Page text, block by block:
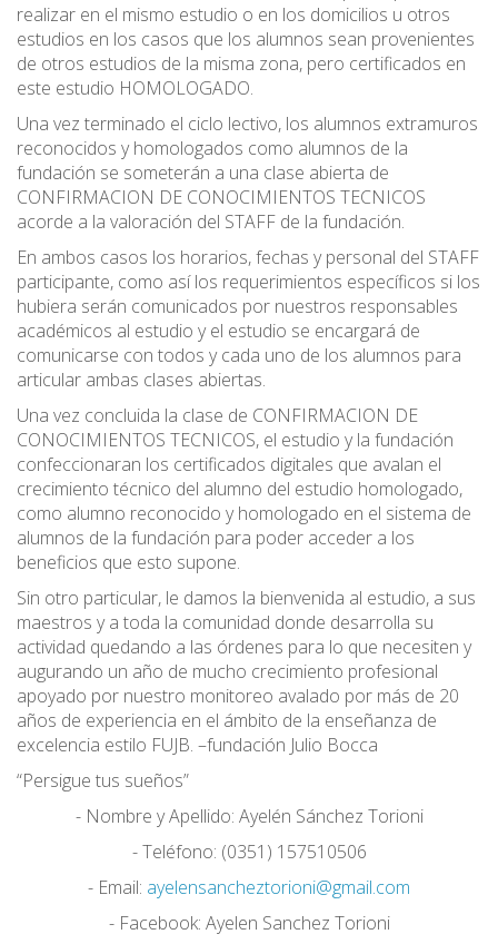
realizar en el mismo estudio o en los domicilios u otros
estudios en los casos que los alumnos sean provenientes
de otros estudios de la misma zona, pero certificados en
este estudio HOMOLOGADO.
Una vez terminado el ciclo lectivo, los alumnos extramuros
reconocidos y homologados como alumnos de la
fundación se someterán a una clase abierta de
CONFIRMACION DE CONOCIMIENTOS TECNICOS
acorde a la valoración del STAFF de la fundación.
En ambos casos los horarios, fechas y personal del STAFF
participante, como así los requerimientos específicos si los
hubiera serán comunicados por nuestros responsables
académicos al estudio y el estudio se encargará de
comunicarse con todos y cada uno de los alumnos para
articular ambas clases abiertas.
Una vez concluida la clase de CONFIRMACION DE
CONOCIMIENTOS TECNICOS, el estudio y la fundación
confeccionaran los certificados digitales que avalan el
crecimiento técnico del alumno del estudio homologado,
como alumno reconocido y homologado en el sistema de
alumnos de la fundación para poder acceder a los
beneficios que esto supone.
Sin otro particular, le damos la bienvenida al estudio, a sus
maestros y a toda la comunidad donde desarrolla su
actividad quedando a las órdenes para lo que necesiten y
augurando un año de mucho crecimiento profesional
apoyado por nuestro monitoreo avalado por más de 20
años de experiencia en el ámbito de la enseñanza de
excelencia estilo FUJB. –fundación Julio Bocca
“Persigue tus sueños”
- Nombre y Apellido: Ayelén Sánchez Torioni
- Teléfono: (0351) 157510506
- Email: ayelensancheztorioni@gmail.com
- Facebook: Ayelen Sanchez Torioni